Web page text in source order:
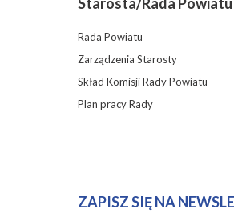
Rada Powiatu
Zarządzenia Starosty
Skład Komisji Rady Powiatu
Plan pracy Rady
ZAPISZ SIĘ NA